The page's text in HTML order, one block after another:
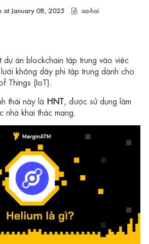
at January 08, 2025
xa-hoi
dự án blockchain tập trung vào việc
không dây phi tập trung dành cho
Things (IoT).
thái này là HNT , được sử dụng làm
nhà khai thác mạng.